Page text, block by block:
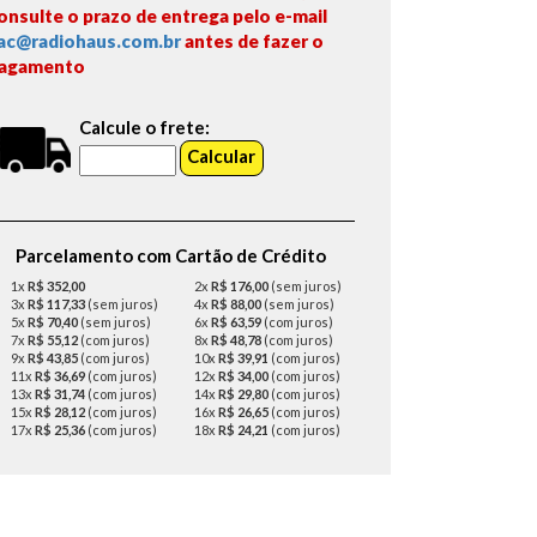
o prazo de entrega pelo e-mail
antes de fazer o
Calcule o frete:
Parcelamento com Cartão de Crédito
1xR$ 352,00 2xR$ 176,00 (sem juros)
3xR$ 117,33 (sem juros) 4xR$ 88,00 (sem juros)
5xR$ 70,40 (sem juros) 6xR$ 63,59 (com juros)
7xR$ 55,12 (com juros) 8xR$ 48,78 (com juros)
9xR$ 43,85 (com juros) 10xR$ 39,91 (com juros)
11xR$ 36,69 (com juros) 12xR$ 34,00 (com juros)
13xR$ 31,74 (com juros) 14xR$ 29,80 (com juros)
15xR$ 28,12 (com juros) 16xR$ 26,65 (com juros)
17xR$ 25,36 (com juros) 18xR$ 24,21 (com juros)